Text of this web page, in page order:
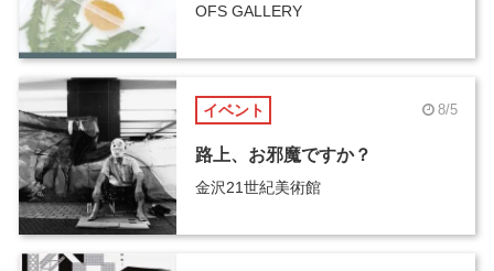
OFS GALLERY
イベント 8/5
路上、お邪魔ですか？
金沢21世紀美術館